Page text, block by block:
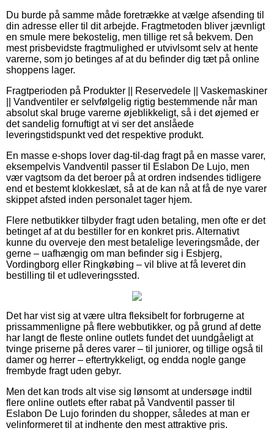
Du burde på samme måde foretrække at vælge afsending til
din adresse eller til dit arbejde. Fragtmetoden bliver jævnligt
en smule mere bekostelig, men tillige ret så bekvem. Den
mest prisbevidste fragtmulighed er utvivlsomt selv at hente
varerne, som jo betinges af at du befinder dig tæt på online
shoppens lager.
Fragtperioden på Produkter || Reservedele || Vaskemaskiner
|| Vandventiler er selvfølgelig rigtig bestemmende når man
absolut skal bruge varerne øjeblikkeligt, så i det øjemed er
det sandelig fornuftigt at vi ser det anslåede
leveringstidspunkt ved det respektive produkt.
En masse e-shops lover dag-til-dag fragt på en masse varer,
eksempelvis Vandventil passer til Eslabon De Lujo, men
vær vagtsom da det beroer på at ordren indsendes tidligere
end et bestemt klokkeslæt, så at de kan nå at få de nye varer
skippet afsted inden personalet tager hjem.
Flere netbutikker tilbyder fragt uden betaling, men ofte er det
betinget af at du bestiller for en konkret pris. Alternativt
kunne du overveje den mest betalelige leveringsmåde, der
gerne – uafhængig om man befinder sig i Esbjerg,
Vordingborg eller Ringkøbing – vil blive at få leveret din
bestilling til et udleveringssted.
Det har vist sig at være ultra fleksibelt for forbrugerne at
prissammenligne på flere webbutikker, og på grund af dette
har langt de fleste online outlets fundet det uundgåeligt at
tvinge priserne på deres varer – til juniorer, og tillige også til
damer og herrer – eftertrykkeligt, og endda nogle gange
frembyde fragt uden gebyr.
Men det kan trods alt vise sig lønsomt at undersøge indtil
flere online outlets efter rabat på Vandventil passer til
Eslabon De Lujo forinden du shopper, således at man er
velinformeret til at indhente den mest attraktive pris.